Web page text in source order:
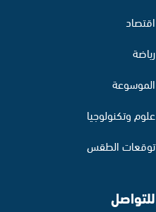
اقتصاد
رياضة
الموسوعة
علوم وتكنولوجيا
توقعات الطقس
للتواصل